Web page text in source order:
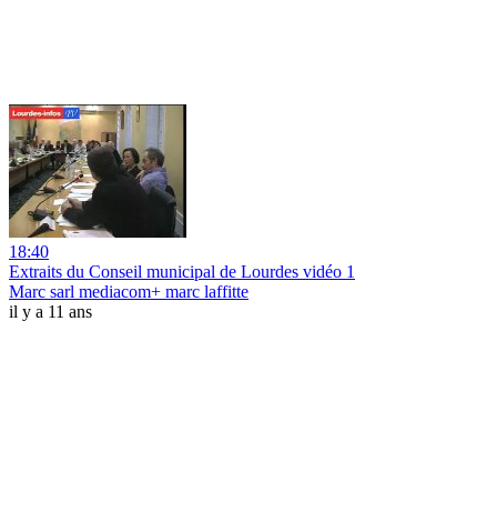
18:40
Extraits du Conseil municipal de Lourdes vidéo 1
Marc sarl mediacom+ marc laffitte
il y a 11 ans